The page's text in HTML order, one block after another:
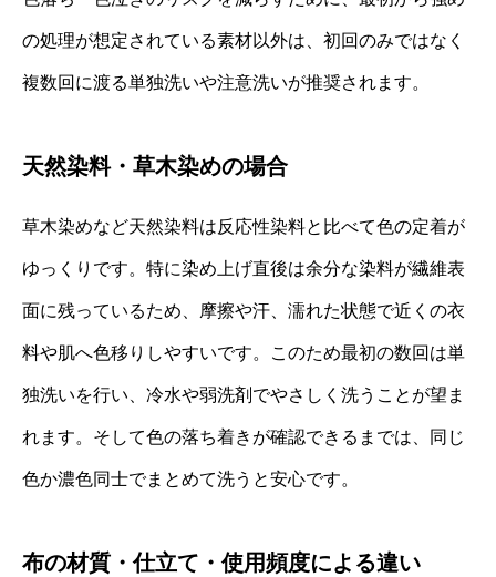
の処理が想定されている素材以外は、初回のみではなく
複数回に渡る単独洗いや注意洗いが推奨されます。
天然染料・草木染めの場合
草木染めなど天然染料は反応性染料と比べて色の定着が
ゆっくりです。特に染め上げ直後は余分な染料が繊維表
面に残っているため、摩擦や汗、濡れた状態で近くの衣
料や肌へ色移りしやすいです。このため最初の数回は単
独洗いを行い、冷水や弱洗剤でやさしく洗うことが望ま
れます。そして色の落ち着きが確認できるまでは、同じ
色か濃色同士でまとめて洗うと安心です。
布の材質・仕立て・使用頻度による違い